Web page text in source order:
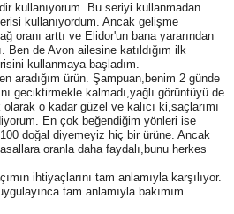
kullanıyorum. Bu seriyi kullanmadan
kullanıyordum. Ancak gelişme
oranı arttı ve Elidor'un bana yararından
Ben de Avon ailesine katıldığım ilk
kullanmaya başladım.
aradığım ürün. Şampuan,benim 2 günde
geciktirmekle kalmadı,yağlı görüntüyü de
o kadar güzel ve kalıcı ki,saçlarımı
En çok beğendiğim yönleri ise
doğal diyemeyiz hiç bir ürüne. Ancak
oranla daha faydalı,bunu herkes
ihtiyaçlarını tam anlamıyla karşılıyor.
tam anlamıyla bakımım